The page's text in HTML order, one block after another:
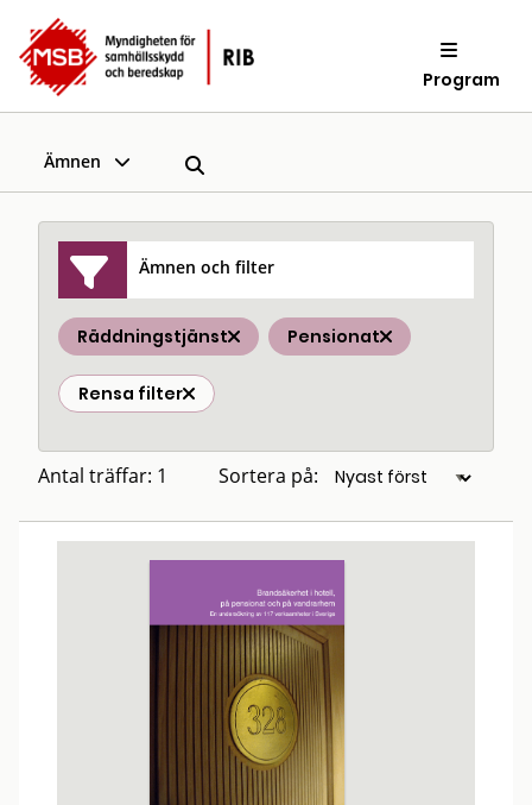
Program
Ämnen
Ämnen och filter
Räddningstjänst Pensionat
Rensa filter
Antal träffar: 1 Sortera på: